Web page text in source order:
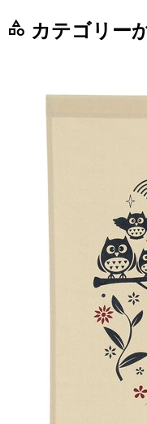
category カテゴリー